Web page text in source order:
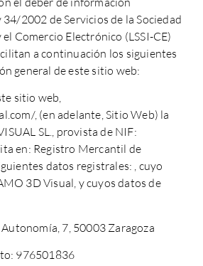
2002 de Servicios de la Sociedad
Comercio Electrónico (LSSI-CE)
a continuación los siguientes
general de este sitio web:
sitio web,
, (en adelante, Sitio Web) la
SL., provista de NIF:
en: Registro Mercantil de
datos registrales: , cuyo
3D Visual, y cuyos datos de
7, 50003 Zaragoza
976501836